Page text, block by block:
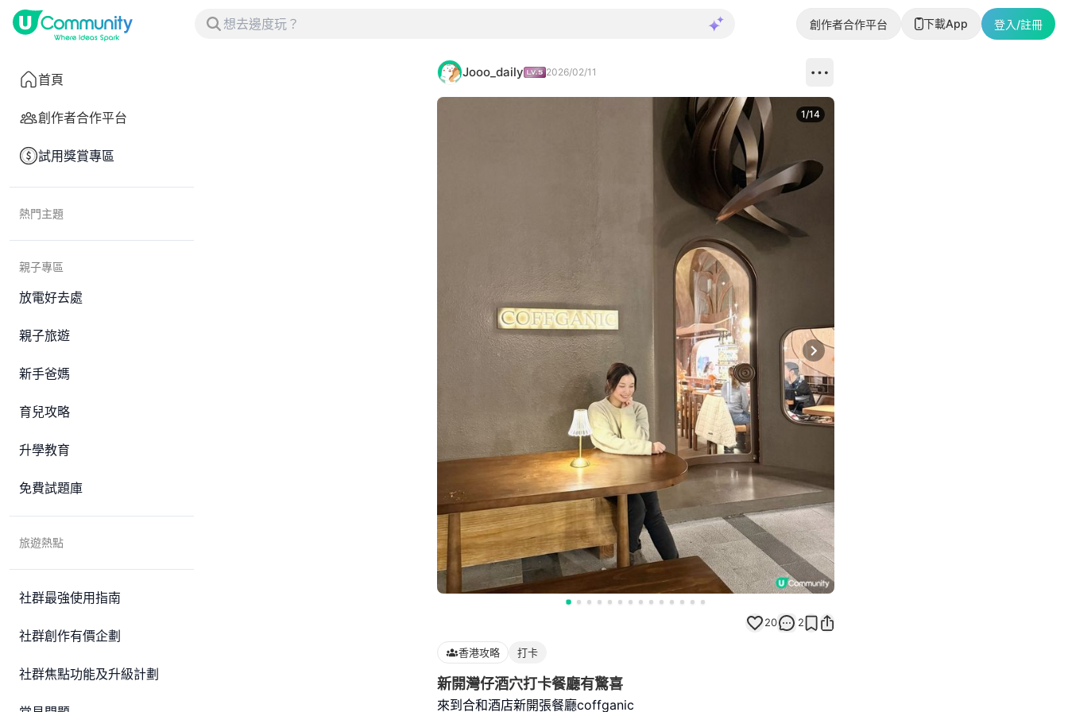
創作者合作平台 下載App 登入/註冊
首頁
創作者合作平台
試用獎賞專區
熱門主題
親子專區
放電好去處
親子旅遊
新手爸媽
育兒攻略
升學教育
免費試題庫
旅遊熱點
社群最強使用指南
社群創作有價企劃
社群焦點功能及升級計劃
Jooo_daily 2026/02/11
Next slide
1/14
20 2
香港攻略 打卡
新開灣仔酒穴打卡餐廳有驚喜
來到合和酒店新開張餐廳coffganic